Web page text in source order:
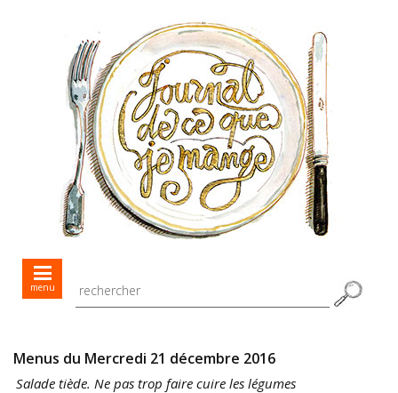
menu
Mes menus jour après jour
Mes recettes de saison
Menus du Mercredi 21 décembre 2016
Salade tiède. Ne pas trop faire cuire les légumes